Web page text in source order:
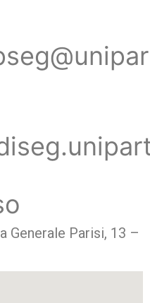
Generale Parisi, 13 –